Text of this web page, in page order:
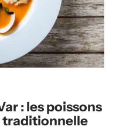
: les poissons
traditionnelle